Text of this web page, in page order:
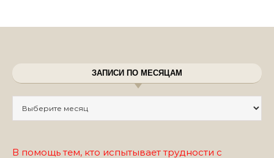
ЗАПИСИ ПО МЕСЯЦАМ
В помощь тем, кто испытывает трудности с